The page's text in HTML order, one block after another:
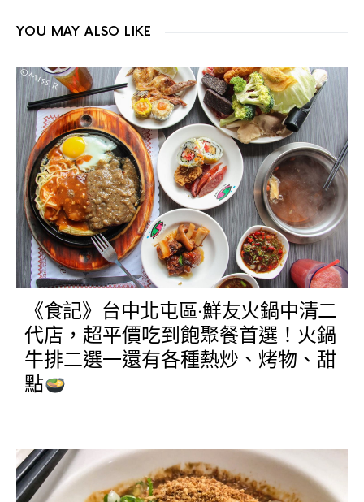
YOU MAY ALSO LIKE
《食記》台中北屯區‧鮮友火鍋中清二
代店，超平價吃到飽聚餐首選！火鍋
牛排二選一還有各種熱炒、烤物、甜
點